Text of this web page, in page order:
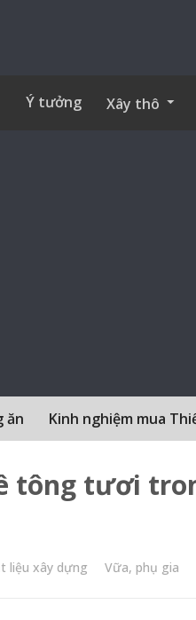
Ý tưởng Xây thô
ăn Kinh nghiệm mua
tông tươi
liệu xây dựng Vữa, phụ gia